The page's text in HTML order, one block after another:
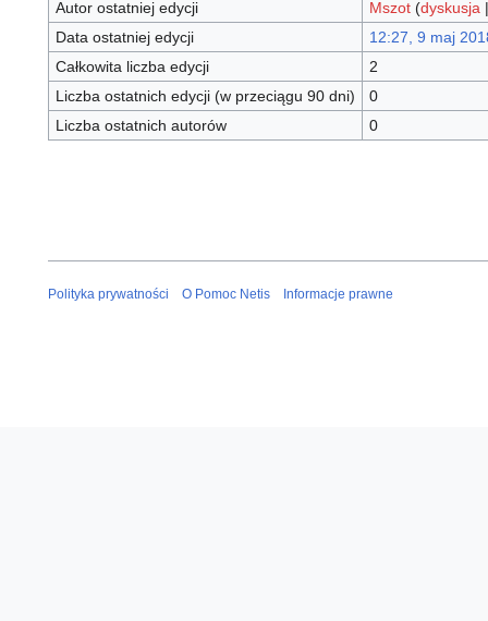
Autor ostatniej edycji
Mszot (dyskusja
Data ostatniej edycji
12:27, 9 maj
Całkowita liczba edycji
2
Liczba ostatnich edycji (w przeciągu 90 dni)
0
Liczba ostatnich autorów
0
Polityka prywatności O Pomoc Netis Informacje prawne